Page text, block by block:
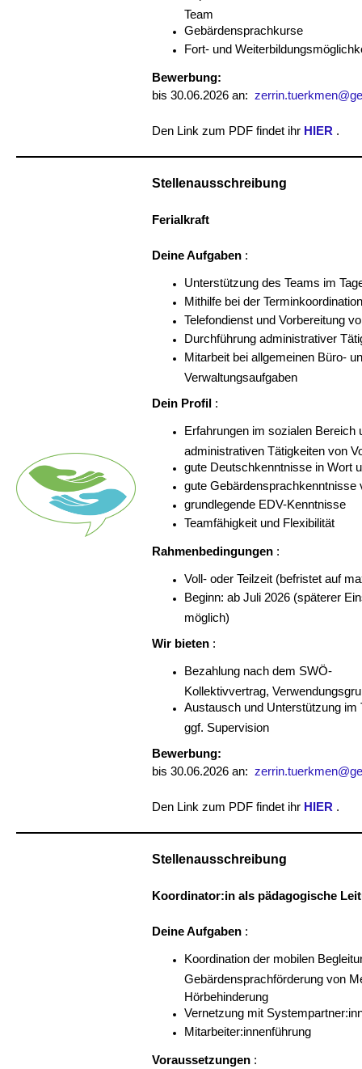
Team
Gebärdensprachkurse
Fort- und
Bewerbung:
bis 30.06.2026 an:
Den Link zum PDF findet ihr HIER .
Stellenausschreibung
Ferialkraft
Deine Aufgaben :
Unterstützung des Teams im
Mithilfe bei der Terminkoordination
Telefondienst und Vorbereitung
Durchführung administrativer
Mitarbeit bei allgemeinen Büro-
Verwaltungsaufgaben
Dein Profil :
Erfahrungen im sozialen Bereich
administrativen Tätigkeiten von
gute Deutschkenntnisse in Wort
gute Gebärdensprachkenntnisse
grundlegende EDV-Kenntnisse
Teamfähigkeit und Flexibilität
Rahmenbedingungen :
Voll- oder Teilzeit (befristet auf
Beginn: ab Juli 2026 (späterer
möglich)
Wir bieten :
Bezahlung nach dem SWÖ-
Kollektivvertrag,
Austausch und Unterstützung im
ggf. Supervision
Bewerbung:
bis 30.06.2026 an:
Den Link zum PDF findet ihr HIER .
Stellenausschreibung
Koordinator:in als pädagogische
Deine Aufgaben :
Koordination der mobilen
Gebärdensprachförderung von
Hörbehinderung
Vernetzung mit
Mitarbeiter:innenführung
Voraussetzungen :